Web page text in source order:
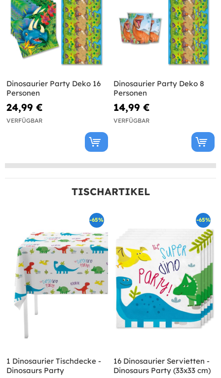
Dinosaurier Party Deko 16
Personen
24,99 €
VERFÜGBAR
Dinosaurier Party Deko 8
Personen
14,99 €
VERFÜGBAR
TISCHARTIKEL
-65%
1 Dinosaurier Tischdecke -
Dinosaurs Party
-65%
16 Dinosaurier Servietten -
Dinosaurs Party (33x33 cm)